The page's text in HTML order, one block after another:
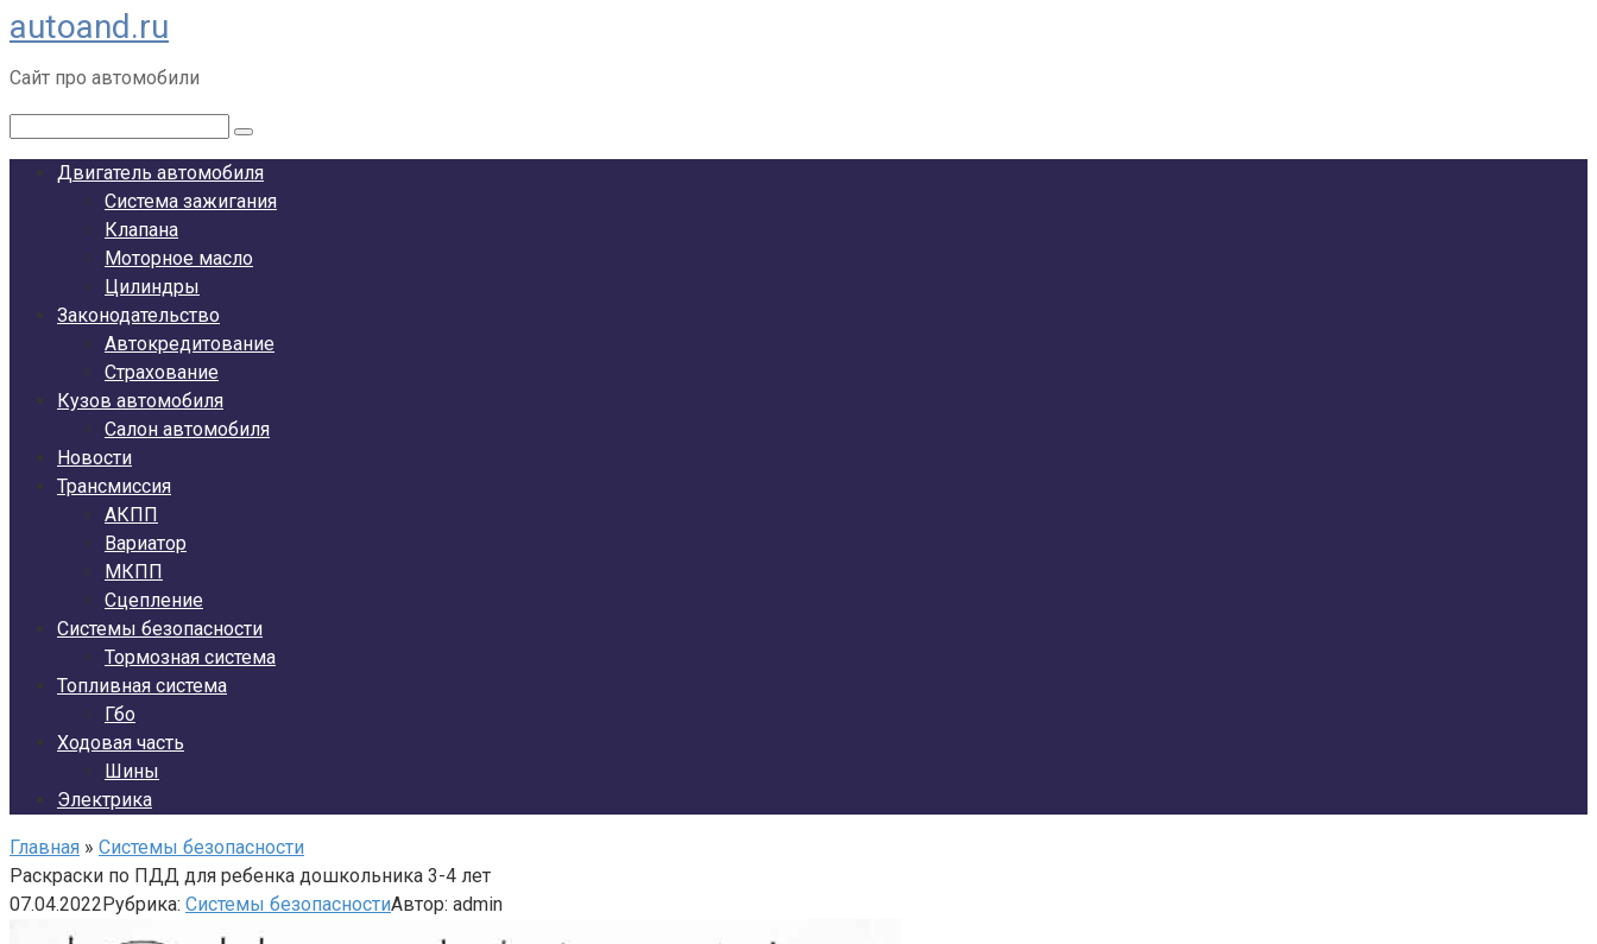
Перейти
к
контенту
autoand.ru
Сайт про автомобили
Двигатель автомобиля
Система зажигания
Клапана
Моторное масло
Цилиндры
Законодательство
Автокредитование
Страхование
Кузов автомобиля
Салон автомобиля
Новости
Трансмиссия
АКПП
Вариатор
МКПП
Сцепление
Системы безопасности
Тормозная система
Топливная система
Гбо
Ходовая часть
Шины
Электрика
Главная » Системы безопасности
Раскраски по ПДД для ребенка дошкольника 3-4 лет
07.04.2022Рубрика: Системы безопасностиАвтор: admin